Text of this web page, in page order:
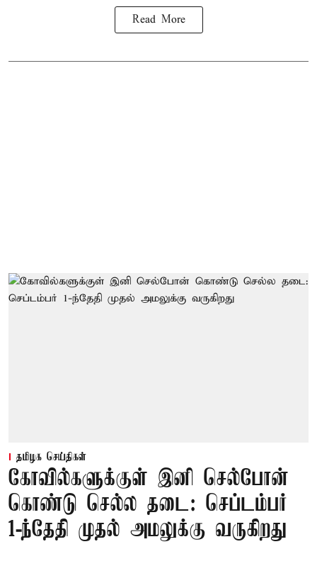
Read More
தமிழக செய்திகள்
கோவில்களுக்குள் இனி செல்போன்
கொண்டு செல்ல தடை: செப்டம்பர்
1-ந்தேதி முதல் அமலுக்கு வருகிறது